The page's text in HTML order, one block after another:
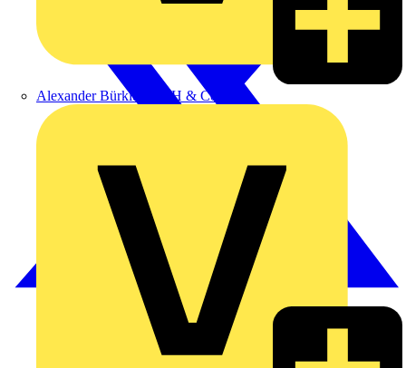
Alexander Bürkle GmbH & Co. KG